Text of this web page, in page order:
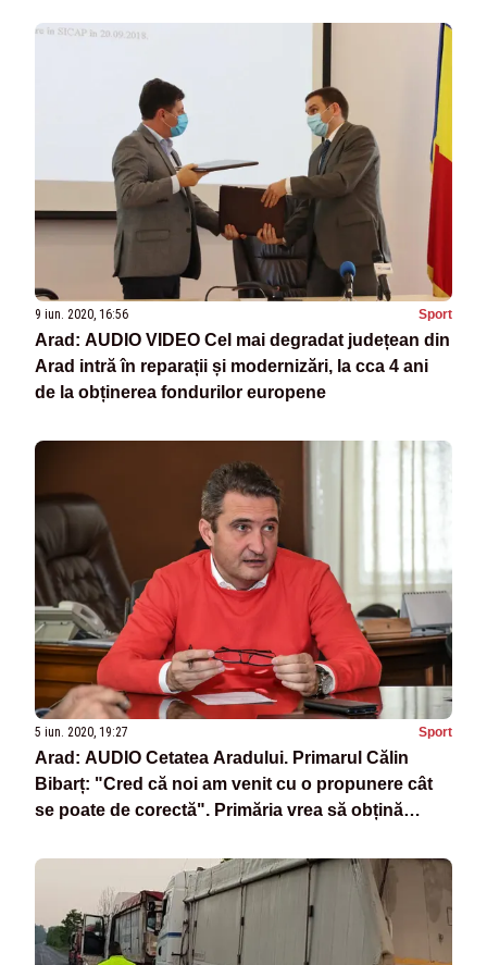
9 iun. 2020, 16:56 Sport
Arad: AUDIO VIDEO Cel mai degradat județean din
Arad intră în reparații și modernizări, la cca 4 ani
de la obținerea fondurilor europene
5 iun. 2020, 19:27 Sport
Arad: AUDIO Cetatea Aradului. Primarul Călin
Bibarț: "Cred că noi am venit cu o propunere cât
se poate de corectă". Primăria vrea să obțină
După mai mulți ani, militarii ar putea fi mutați la
unitatea mil